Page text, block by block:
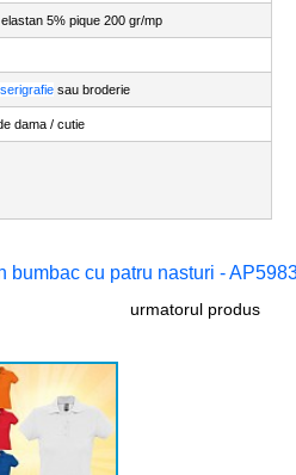
5% pique 200 gr/mp
serigrafie sau broderie
dama / cutie
bumbac cu patru nasturi -
urmatorul produs